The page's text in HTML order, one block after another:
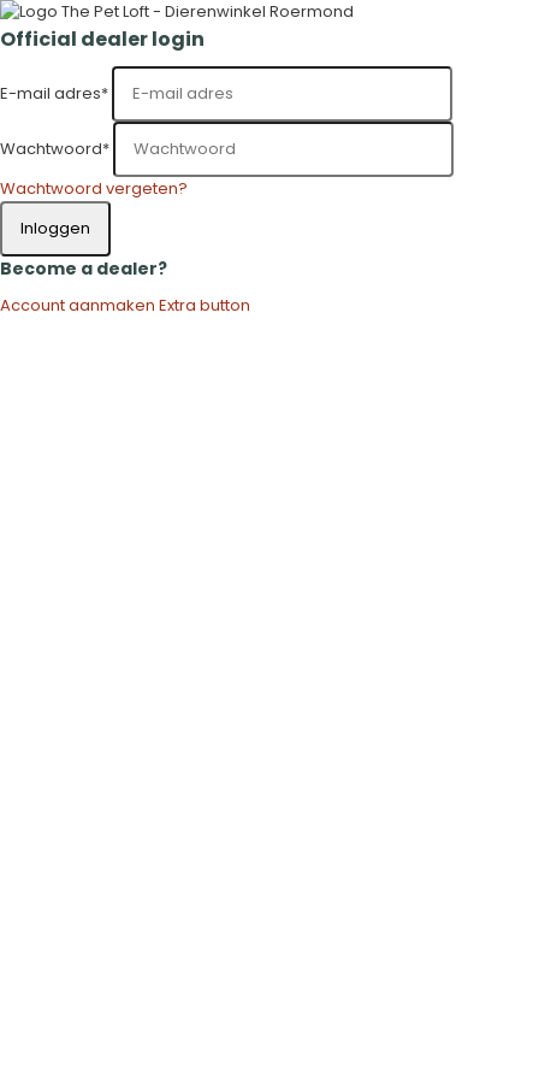
Official dealer login
E-mail adres*
Wachtwoord*
Wachtwoord vergeten?
Inloggen
Become a dealer?
Account aanmaken Extra button